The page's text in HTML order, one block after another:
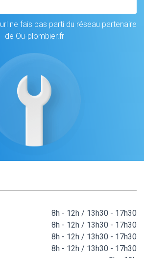
ne fais pas parti du réseau partenaire
de Ou-plombier.fr
8h - 12h / 13h30 - 17h30
8h - 12h / 13h30 - 17h30
8h - 12h / 13h30 - 17h30
8h - 12h / 13h30 - 17h30